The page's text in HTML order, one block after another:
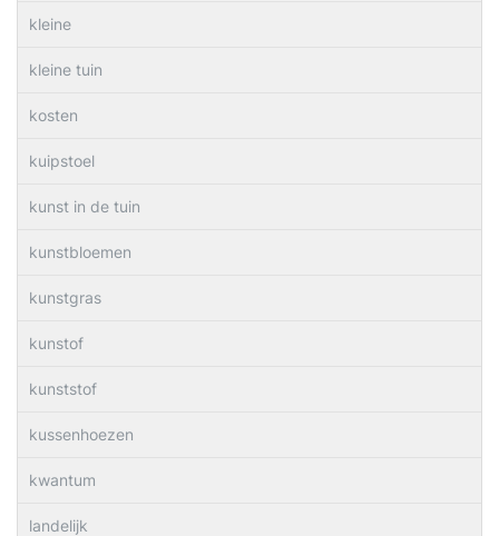
kleine
kleine tuin
kosten
kuipstoel
kunst in de tuin
kunstbloemen
kunstgras
kunstof
kunststof
kussenhoezen
kwantum
landelijk